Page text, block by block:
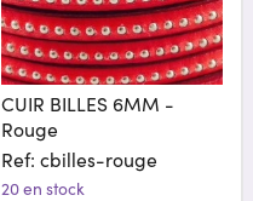
CUIR BILLES 6MM -
Rouge
Ref: cbilles-rouge
20 en stock